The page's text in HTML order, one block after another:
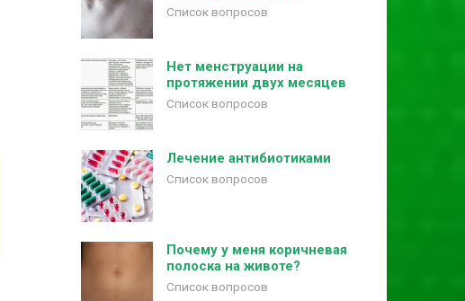
Список вопросов
Нет менструации на
протяжении двух месяцев
Список вопросов
Лечение антибиотиками
Список вопросов
Почему у меня коричневая
полоска на животе?
Список вопросов